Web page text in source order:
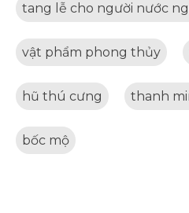
tang lễ cho người nước
vật phẩm phong thủy
hũ thú cưng thanh
bốc mộ